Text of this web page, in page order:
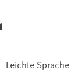
Leichte Sprache